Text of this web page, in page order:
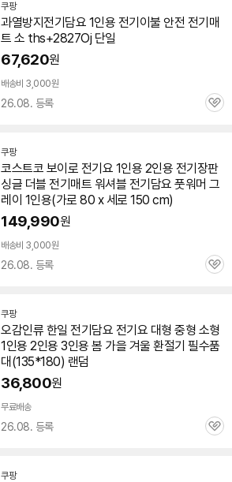
쿠팡
과열방지전기담요 1인용 전기이불 안전 전기매
트 소 ths+2827Oj 단일
67,620원
배송비 3,000원
26.08. 등록
관
쿠팡
코스트코 보이로 전기요 1인용 2인용 전기장판
싱글 더블 전기매트 워셔블 전기담요 풋워머 그
레이 1인용(가로 80 x 세로 150 cm)
149,990원
배송비 3,000원
26.08. 등록
관
쿠팡
오감인류 한일 전기담요 전기요 대형 중형 소형
1인용 2인용 3인용 봄 가을 겨울 환절기 필수품
대(135*180) 랜덤
36,800원
무료배송
26.08. 등록
관
쿠팡